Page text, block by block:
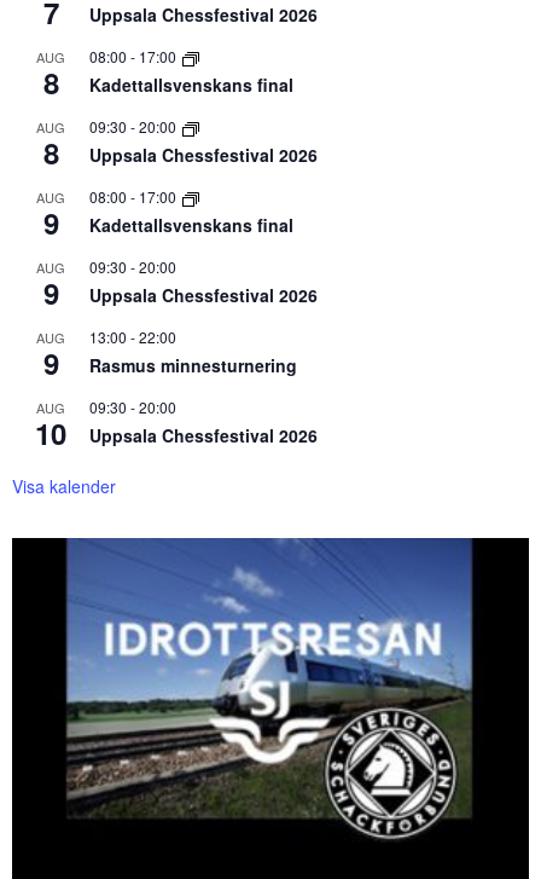
7 Uppsala Chessfestival 2026
AUG
8
08:00 - 17:00
Kadettallsvenskans final
AUG
8
09:30 -20:00
Uppsala Chessfestival 2026
AUG
9
08:00 - 17:00
Kadettallsvenskans final
AUG
9
09:30 -20:00
Uppsala Chessfestival 2026
AUG
9
13:00 -22:00
Rasmus minnesturnering
AUG
10
09:30 -20:00
Uppsala Chessfestival 2026
Visa kalender